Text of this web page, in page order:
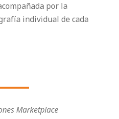
por la
individual de cada
Marketplace